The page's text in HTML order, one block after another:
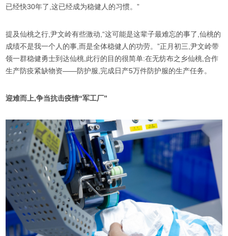
已经快30年了,这已经成为稳健人的习惯。”
提及仙桃之行,尹文岭有些激动,“这可能是这辈子最难忘的事了,仙桃的
成绩不是我一个人的事,而是全体稳健人的功劳。”正月初三,尹文岭带
领一群稳健勇士到达仙桃,此行的目的很简单:在无纺布之乡仙桃,合作
生产防疫紧缺物资——防护服,完成日产5万件防护服的生产任务。
迎难而上,争当抗击疫情“军工厂”